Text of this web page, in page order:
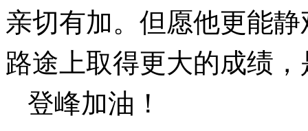
亲切有加。但愿他更能
路途上取得更大的成绩
登峰加油！